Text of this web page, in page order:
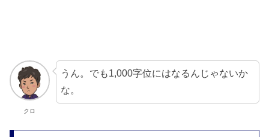
クロ
うん。でも1,000字位にはなるんじゃないか
な。